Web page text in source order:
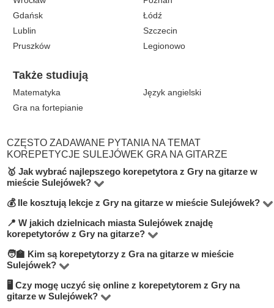
Gdańsk
Łódź
Lublin
Szczecin
Pruszków
Legionowo
Także studiują
Matematyka
Język angielski
Gra na fortepianie
CZĘSTO ZADAWANE PYTANIA NA TEMAT
KOREPETYCJE SULEJÓWEK GRA NA GITARZE
🥇 Jak wybrać najlepszego korepetytora z Gry na gitarze w
mieście Sulejówek?
Na platformie BUKI znajdziesz 2 korepetytorów
oferujących zajęcia z Gra na gitarze w miejscowości
Sulejówek. Przy wyborze zwróć uwagę na cenę, opinie,
doświadczenie, wykształcenie oraz lokalizację. Warto
szukać korepetytorów z opcją darmowej lekcji próbnej,
aby sprawdzić, czy dany nauczyciel Ci odpowiada.
💰 Ile kosztują lekcje z Gry na gitarze w mieście Sulejówek?
Ceny zależą od poziomu, doświadczenia korepetytora i
trybu zajęć (online lub stacjonarnie). Średnia cena w
mieście Sulejówek wynosi od 100 do 100 zł/h.
📍 W jakich dzielnicach miasta Sulejówek znajdę
korepetytorów z Gry na gitarze?
Na BUKI możesz znaleźć nauczycieli w niemal
wszystkich dzielnicach miasta Sulejówek. Możesz też
wybrać lekcje online, jeśli zależy Ci na elastyczności.
🧑‍🏫 Kim są korepetytorzy z Gra na gitarze w mieście
Sulejówek?
Na BUKI znajdziesz wykwalifikowanych nauczycieli,
studentów oraz praktyków z doświadczeniem. Średnia
🖥 Czy mogę uczyć się online z korepetytorem z Gry na
gitarze w Sulejówek?